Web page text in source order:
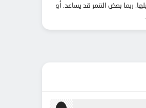
ربما بعض التنمر قد يساعد. أو